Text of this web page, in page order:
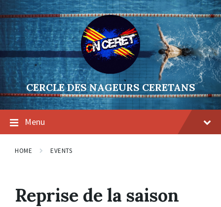
Skip
to
content
Skip
to
main
navigation
Skip
to
footer
CERCLE DES NAGEURS CERETANS
Menu
HOME EVENTS
Reprise de la saison